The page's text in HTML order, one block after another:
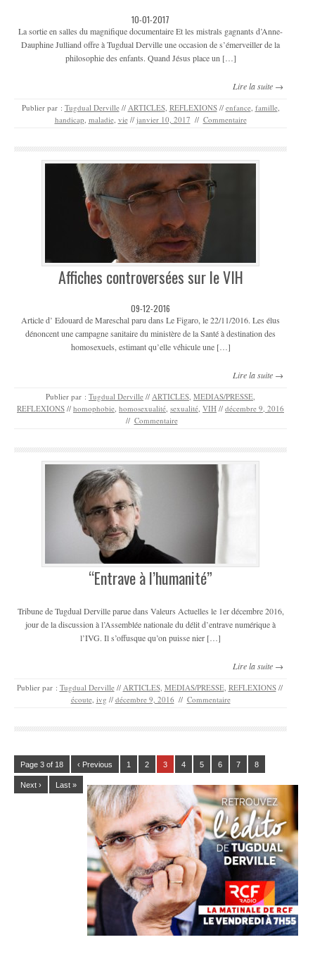
10-01-2017
La sortie en salles du magnifique documentaire Et les mistrals gagnants d’Anne-
Dauphine Julliand offre à Tugdual Derville une occasion de s’émerveiller de la
philosophie des enfants. Quand Jésus place un […]
Lire la suite →
Publier par : Tugdual Derville // ARTICLES, REFLEXIONS // enfance, famille,
handicap maladie, vie // janvier 10, 2017 // Commentaire
Affiches controversées sur le VIH
09-12-2016
Article d’ Edouard de Mareschal paru dans Le Figaro, le 22/11/2016. Les élus
dénoncent une campagne sanitaire du ministère de la Santé à destination des
homosexuels, estimant qu’elle véhicule une […]
Lire la suite →
Publier par : Tugdual Derville // ARTICLES MEDIAS/PRESSE
REFLEXIONS // homophobie homosexualité sexualité VIH // décembre 9, 2016
// Commentaire
“Entrave à l’humanité”
Tribune de Tugdual Derville parue dans Valeurs Actuelles le 1er décembre 2016,
jour de la discussion à l’Assemblée nationale du délit d’entrave numérique à
l’IVG. Il s’offusque qu’on puisse nier […]
Lire la suite →
Publier par : Tugdual Derville // ARTICLES, MEDIAS/PRESSE, REFLEXIONS //
écoute, ivg // décembre 9, 2016 // Commentaire
Page 3 of 18 ‹ Previous 1 2 3 4 5 6 7 8
Next › Last »